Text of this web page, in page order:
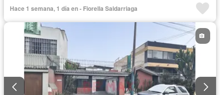
Hace 1 semana, 1 día en - Fiorella Saldarriaga